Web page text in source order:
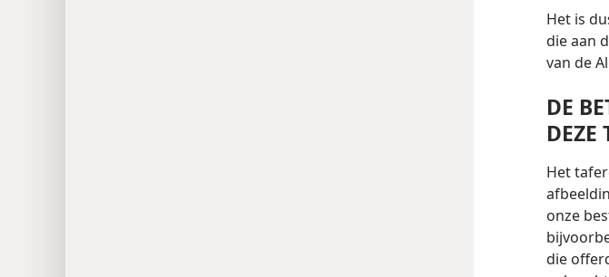
Het is
die aan
van de
DE
DEZE
Het
onze
die